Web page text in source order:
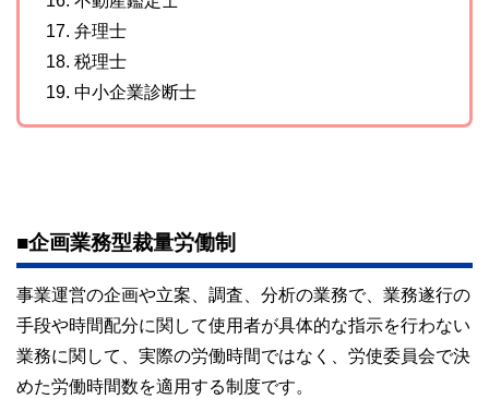
17. 弁理士
18. 税理士
19. 中小企業診断士
■企画業務型裁量労働制
事業運営の企画や立案、調査、分析の業務で、業務遂行の
手段や時間配分に関して使用者が具体的な指示を行わない
業務に関して、実際の労働時間ではなく、労使委員会で決
めた労働時間数を適用する制度です。